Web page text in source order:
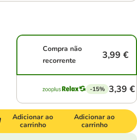
Compra não
recorrente
3,99 €
-15% 3,39 €
Adicionar ao
carrinho
Adicionar ao
carrinho